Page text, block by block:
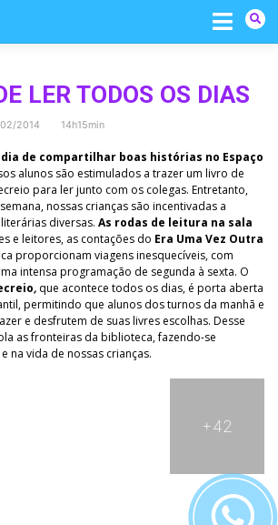
LER TODOS OS DIAS
2014 14h15min
de compartilhar boas histórias no Espaço
alunos são estimulados a trazer um livro de
para ler junto com os colegas. Entretanto,
nossas crianças são incentivadas a
diversas. As rodas de leitura na sala
e leitores, as contações do Era Uma Vez Outra
proporcionam viagens inesquecíveis, com
intensa programação de segunda à sexta. O
, que acontece todos os dias, é porta aberta
permitindo que alunos dos turnos da manhã e
e desfrutem de suas livres escolhas. Desse
as fronteiras da biblioteca, fazendo-se
na vida de nossas crianças.
+42